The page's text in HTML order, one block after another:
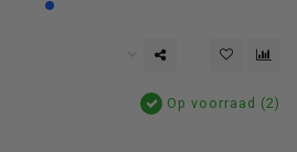
Op voorraad (2)